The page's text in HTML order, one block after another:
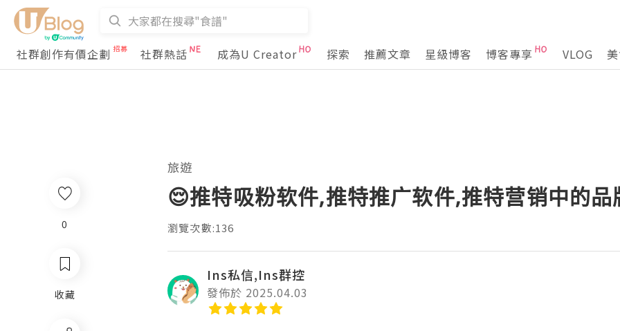
社群創作有價企劃 社群熱話 成為U Creator 探索 推薦文章 星級博客 博客專享 VLOG
旅遊
😌推特吸粉软件,推特推广软件,推特营销中的
瀏覽次數:136
Ins私信,Ins群控
發佈於 2025.04.03
0
收藏